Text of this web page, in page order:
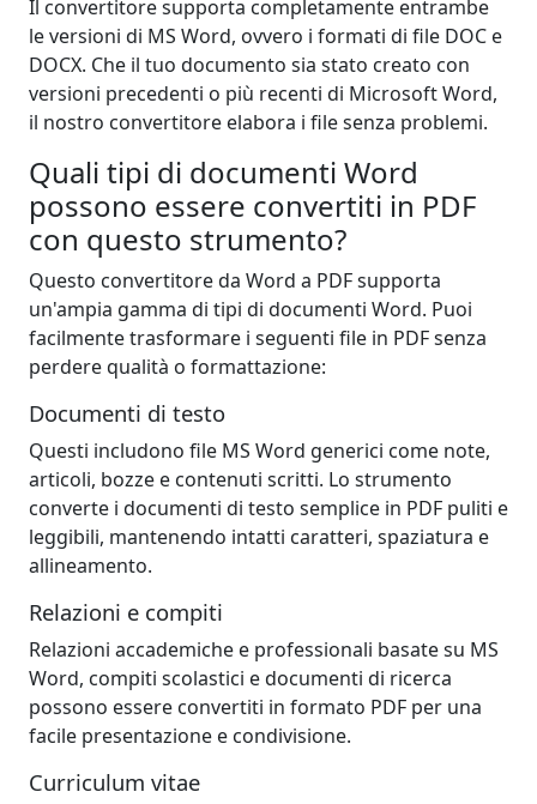
Il convertitore supporta completamente entrambe
le versioni di MS Word, ovvero i formati di file DOC e
DOCX. Che il tuo documento sia stato creato con
versioni precedenti o più recenti di Microsoft Word,
il nostro convertitore elabora i file senza problemi.
Quali tipi di documenti Word
possono essere convertiti in PDF
con questo strumento?
Questo convertitore da Word a PDF supporta
un'ampia gamma di tipi di documenti Word. Puoi
facilmente trasformare i seguenti file in PDF senza
perdere qualità o formattazione:
Documenti di testo
Questi includono file MS Word generici come note,
articoli, bozze e contenuti scritti. Lo strumento
converte i documenti di testo semplice in PDF puliti e
leggibili, mantenendo intatti caratteri, spaziatura e
allineamento.
Relazioni e compiti
Relazioni accademiche e professionali basate su MS
Word, compiti scolastici e documenti di ricerca
possono essere convertiti in formato PDF per una
facile presentazione e condivisione.
Curriculum vitae